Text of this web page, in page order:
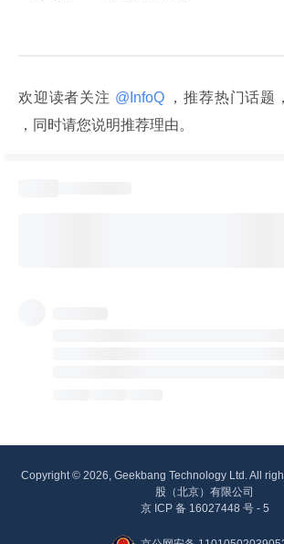
欢迎读者关注 @InfoQ ，推荐热门话题
，同时请您说明推荐理由。
Copyright © 2026, Geekbang Technology Ltd. All
股（北京）有限公司
京 ICP 备 16027448 号 - 5